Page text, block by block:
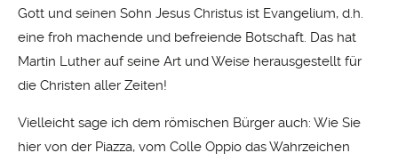
Gott und seinen Sohn Jesus Christus ist Evangelium, d.h.
eine froh machende und befreiende Botschaft. Das hat
Martin Luther auf seine Art und Weise herausgestellt für
die Christen aller Zeiten!
Vielleicht sage ich dem römischen Bürger auch: Wie Sie
hier von der Piazza, vom Colle Oppio das Wahrzeichen